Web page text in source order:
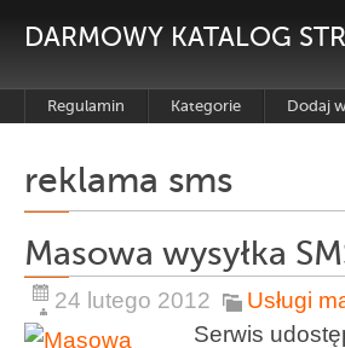
DARMOWY KATALOG
Regulamin Kategorie Dodaj
reklama sms
Masowa wysyłka
24 lutego 2012 Usługi
Serwis